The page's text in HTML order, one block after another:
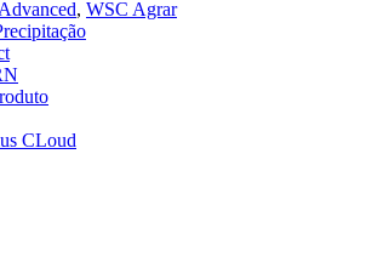
, WSC Agrar
CLoud